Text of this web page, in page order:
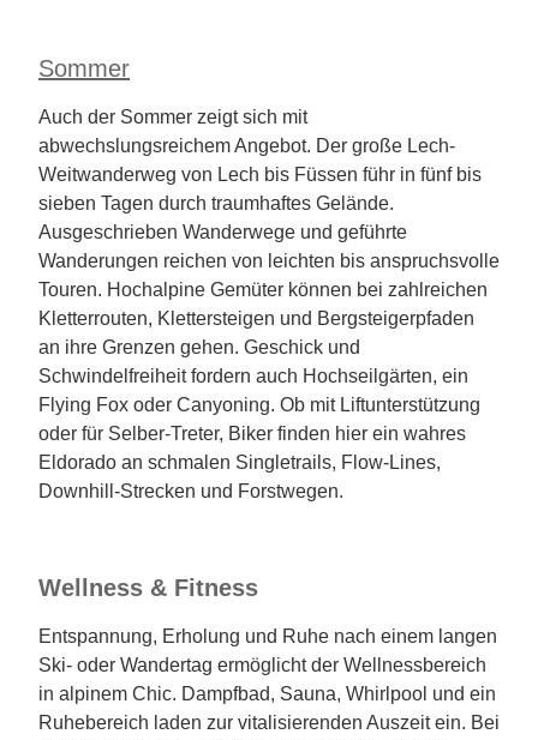
Sommer
Auch der Sommer zeigt sich mit
abwechslungsreichem Angebot. Der große Lech-
Weitwanderweg von Lech bis Füssen führ in fünf bis
sieben Tagen durch traumhaftes Gelände.
Ausgeschrieben Wanderwege und geführte
Wanderungen reichen von leichten bis anspruchsvolle
Touren. Hochalpine Gemüter können bei zahlreichen
Kletterrouten, Klettersteigen und Bergsteigerpfaden
an ihre Grenzen gehen. Geschick und
Schwindelfreiheit fordern auch Hochseilgärten, ein
Flying Fox oder Canyoning. Ob mit Liftunterstützung
oder für Selber-Treter, Biker finden hier ein wahres
Eldorado an schmalen Singletrails, Flow-Lines,
Downhill-Strecken und Forstwegen.
Wellness & Fitness
Entspannung, Erholung und Ruhe nach einem langen
Ski- oder Wandertag ermöglicht der Wellnessbereich
in alpinem Chic. Dampfbad, Sauna, Whirlpool und ein
Ruhebereich laden zur vitalisierenden Auszeit ein. Bei